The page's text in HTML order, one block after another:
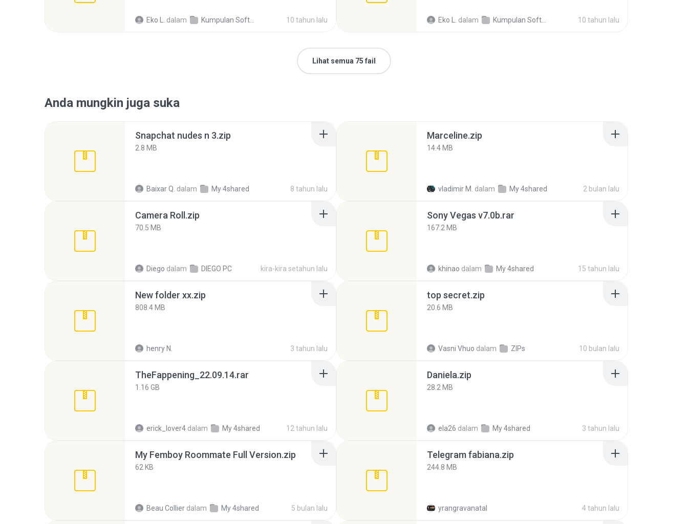
Eko L. dalam Kumpulan Software Gratis Update+ crack 10 tahun lalu Eko L. dalam Kumpulan Software Gratis Update+ crack 10 tahun lalu
Lihat semua 75 fail
Anda mungkin juga suka
Snapchat nudes n 3.zip
2.8 MB
Baixar Q. dalam My 4shared 8 tahun lalu
Marceline.zip
14.4 MB
vladimir M. dalam My 4shared 2 bulan lalu
Camera Roll.zip
70.5 MB
Diego dalam DIEGO PC kira-kira setahun lalu
Sony Vegas v7.0b.rar
167.2 MB
khinao dalam My 4shared 15 tahun lalu
New folder xx.zip
808.4 MB
henry N. 3 tahun lalu
top secret.zip
20.6 MB
Vasni Vhuo dalam ZIPs 10 bulan lalu
TheFappening_22.09.14.rar
1.16 GB
erick_lover4 dalam My 4shared 12 tahun lalu
Daniela.zip
28.2 MB
ela26 dalam My 4shared 3 tahun lalu
My Femboy Roommate Full Version.zip
62 KB
Beau Collier dalam My 4shared 5 bulan lalu
Telegram fabiana.zip
244.8 MB
yrangravanatal 4 tahun lalu